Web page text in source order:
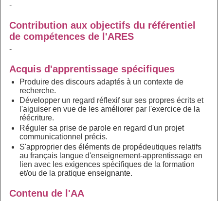
-
Contribution aux objectifs du référentiel
de compétences de l'ARES
-
Acquis d'apprentissage spécifiques
Produire des discours adaptés à un contexte de
recherche.
Développer un regard réflexif sur ses propres écrits et
l'aiguiser en vue de les améliorer par l'exercice de la
réécriture.
Réguler sa prise de parole en regard d'un projet
communicationnel précis.
S'approprier des éléments de propédeutiques relatifs
au français langue d'enseignement-apprentissage en
lien avec les exigences spécifiques de la formation
et/ou de la pratique enseignante.
Contenu de l'AA